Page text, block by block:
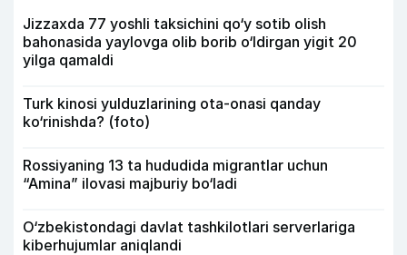
Jizzaxda 77 yoshli taksichini qo‘y sotib olish
bahonasida yaylovga olib borib o‘ldirgan yigit 20
yilga qamaldi
Turk kinosi yulduzlarining ota-onasi qanday
ko‘rinishda? (foto)
Rossiyaning 13 ta hududida migrantlar uchun
“Amina” ilovasi majburiy bo‘ladi
O‘zbekistondagi davlat tashkilotlari serverlariga
kiberhujumlar aniqlandi